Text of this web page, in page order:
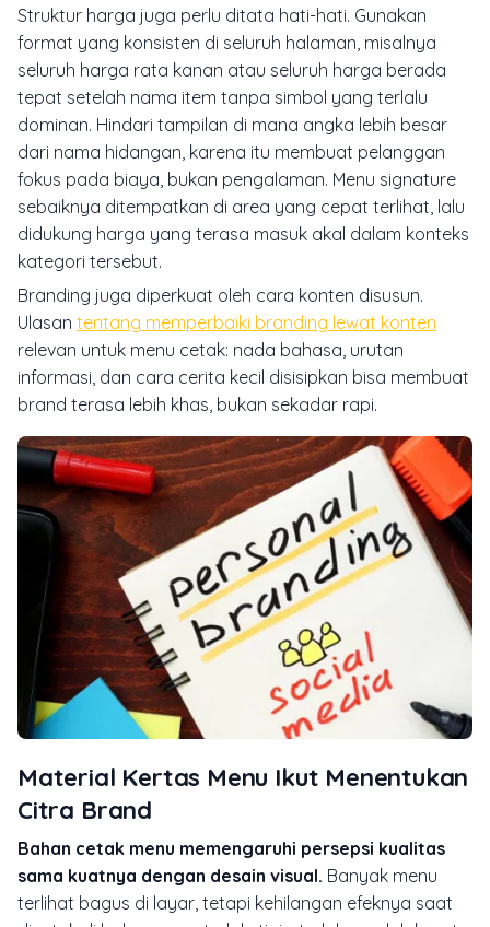
Struktur harga juga perlu ditata hati-hati. Gunakan
format yang konsisten di seluruh halaman, misalnya
seluruh harga rata kanan atau seluruh harga berada
tepat setelah nama item tanpa simbol yang terlalu
dominan. Hindari tampilan di mana angka lebih besar
dari nama hidangan, karena itu membuat pelanggan
fokus pada biaya, bukan pengalaman. Menu signature
sebaiknya ditempatkan di area yang cepat terlihat, lalu
didukung harga yang terasa masuk akal dalam konteks
kategori tersebut.
Branding juga diperkuat oleh cara konten disusun.
Ulasan tentang memperbaiki branding lewat konten
relevan untuk menu cetak: nada bahasa, urutan
informasi, dan cara cerita kecil disisipkan bisa membuat
brand terasa lebih khas, bukan sekadar rapi.
Material Kertas Menu Ikut Menentukan
Citra Brand
Bahan cetak menu memengaruhi persepsi kualitas
sama kuatnya dengan desain visual. Banyak menu
terlihat bagus di layar, tetapi kehilangan efeknya saat